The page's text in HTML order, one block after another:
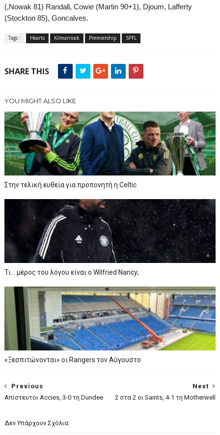
(,Nowak 81) Randall, Cowie (Martin 90+1), Djoum, Lafferty
(Stockton 85), Goncalves.
Tags : Hearts Kilmarnock Premiership SPFL
SHARE THIS
YOU MIGHT ALSO LIKE
Στην τελική ευθεία για προπονητή η Celtic
Τι… μέρος του λόγου είναι ο Wilfried Nancy;
«Ξεσπιτώνονται» οι Rangers τον Αύγουστο
Next
2 στα 2 οι Saints, 4-1 τη Motherwell
Previous
Aπίστευτοι Accies, 3-0 τη Dundee
Δεν Υπάρχουν Σχόλια: